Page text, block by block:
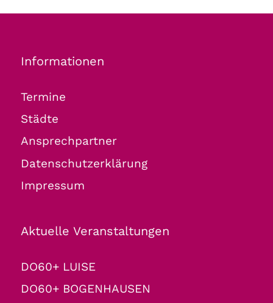
Informationen
Termine
Städte
Ansprechpartner
Datenschutzerklärung
Impressum
Aktuelle Veranstaltungen
DO60+ LUISE
DO60+ BOGENHAUSEN